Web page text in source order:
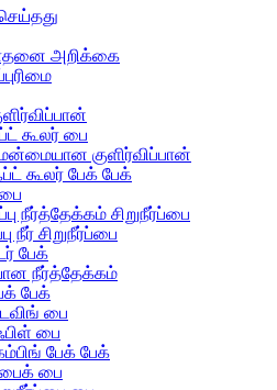
அறிக்கை
கூலர் பை
குளிர்விப்பான்
கூலர் பேக் பேக்
நீர்த்தேக்கம் சிறுநீர்ப்பை
நீர் சிறுநீர்ப்பை
பேக்
நீர்த்தேக்கம்
பேக்
பை
பை
பேக் பேக்
பை